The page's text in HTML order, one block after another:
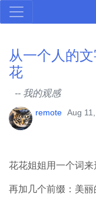
从一个人的
花
-- 我的观感
remote Aug
花花姐姐用一个词来
再加几个前缀：美丽